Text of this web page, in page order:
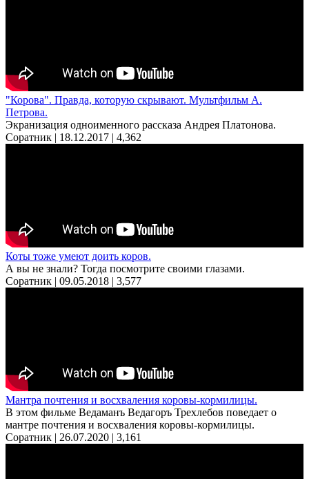
"Корова". Правда, которую скрывают. Мультфильм А.
Петрова.
Экранизация одноименного рассказа Андрея Платонова.
Соратник | 18.12.2017 | 4,362
Коты тоже умеют доить коров.
А вы не знали? Тогда посмотрите своими глазами.
Соратник | 09.05.2018 | 3,577
Мантра почтения и восхваления коровы-кормилицы.
В этом фильме Ведаманъ Ведагоръ Треxлебов поведает о
мантре почтения и восхваления коровы-кормилицы.
Соратник | 26.07.2020 | 3,161